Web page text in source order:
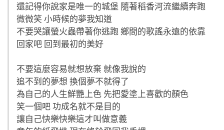
還記得你說家是唯一的城堡 隨著稻香河流繼續奔跑
微微笑 小時候的夢我知道
不要哭讓螢火蟲帶著你逃跑 鄉間的歌謠永遠的依靠
回家吧 回到最初的美好
不要這麼容易就想放棄 就像我說的
追不到的夢想 換個夢不就得了
為自己的人生鮮艷上色 先把愛塗上喜歡的顏色
笑一個吧 功成名就不是目的
讓自己快樂快樂這才叫做意義